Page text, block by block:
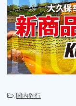
-国内釣行